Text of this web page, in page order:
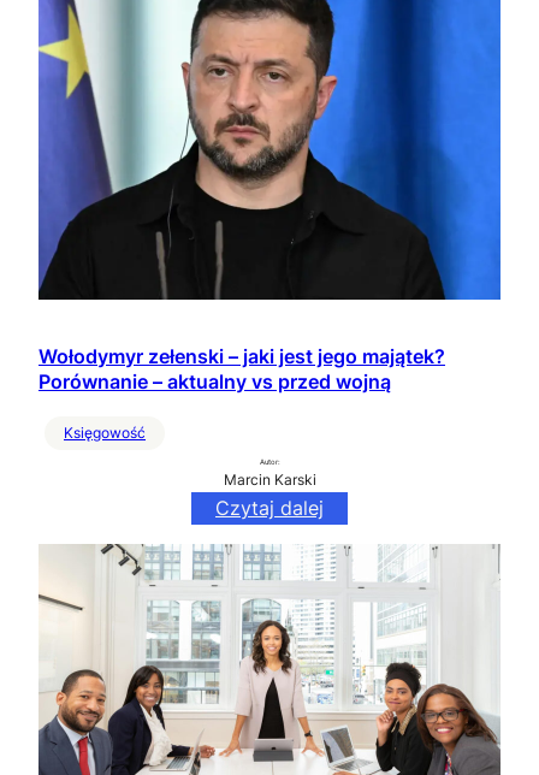
Wołodymyr zełenski – jaki jest jego majątek?
Porównanie – aktualny vs przed wojną
Księgowość
Autor:
Marcin Karski
Czytaj dalej